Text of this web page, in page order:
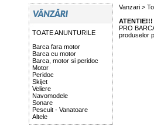
TOATE ANUNTURILE
Barca fara motor
Barca cu motor
Barca, motor si peridoc
Motor
Peridoc
Skijet
Veliere
Navomodele
Sonare
Pescuit - Vanatoare
Altele
Vanzari >
ATENTIE!!!
PRO
produselor